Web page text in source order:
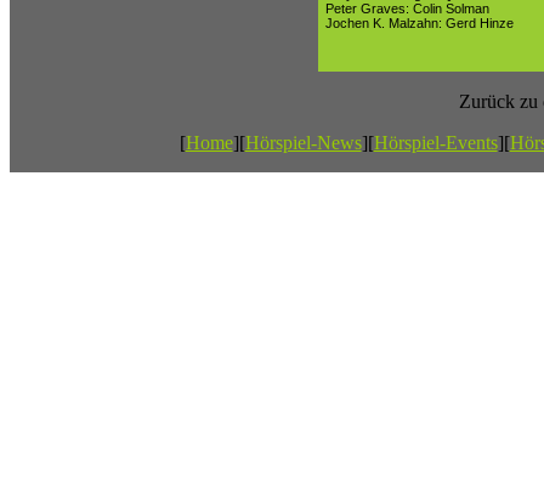
Peter Graves: Colin Solman
Jochen K. Malzahn: Gerd Hinze
Zurück zu
[Home][Hörspiel-News][Hörspiel-Events][